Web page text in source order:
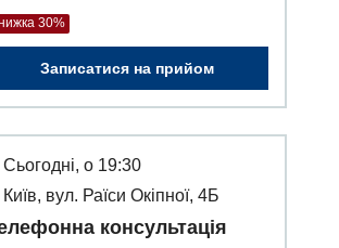
30%
Записатися на прийом
Сьогодні, о 19:30
Київ, вул. Раїси Окіпної, 4Б
консультація